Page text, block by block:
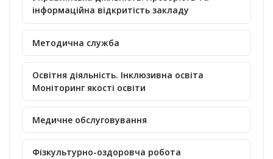
інформаційна відкритість закладу
Методична служба
Освітня діяльність. Інклюзивна освіта
Моніторинг якості освіти
Медичне обслуговування
Фізкультурно-оздоровча робота